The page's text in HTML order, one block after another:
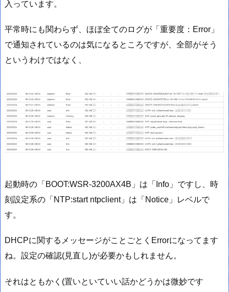
入っています。
平常時にも関わらず、ほぼ全てのログが「重要度：Error」
で通知されているのは気になるところですが、全部がそう
というわけではなく、
起動時の「BOOT:WSR-3200AX4B」は「Info」ですし、時
刻設定系の「NTP:start ntpclient」は「Notice」レベルで
す。
DHCPに関するメッセージがことごとくErrorになってます
ね。設定の確認(見直し)が必要かもしれません。
それはともかく(置いといていい話かどうかは微妙です